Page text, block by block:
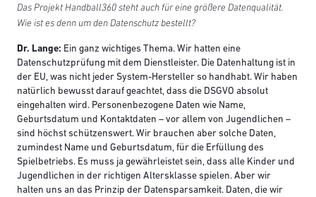
Das Projekt Handball360 steht auch für eine größere Datenqualität.
Wie ist es denn um den Datenschutz bestellt?
Dr. Lange: Ein ganz wichtiges Thema. Wir hatten eine
Datenschutzprüfung mit dem Dienstleister. Die Datenhaltung ist in
der EU, was nicht jeder System-Hersteller so handhabt. Wir haben
natürlich bewusst darauf geachtet, dass die DSGVO absolut
eingehalten wird. Personenbezogene Daten wie Name,
Geburtsdatum und Kontaktdaten – vor allem von Jugendlichen –
sind höchst schützenswert. Wir brauchen aber solche Daten,
zumindest Name und Geburtsdatum, für die Erfüllung des
Spielbetriebs. Es muss ja gewährleistet sein, dass alle Kinder und
Jugendlichen in der richtigen Altersklasse spielen. Aber wir
halten uns an das Prinzip der Datensparsamkeit. Daten, die wir